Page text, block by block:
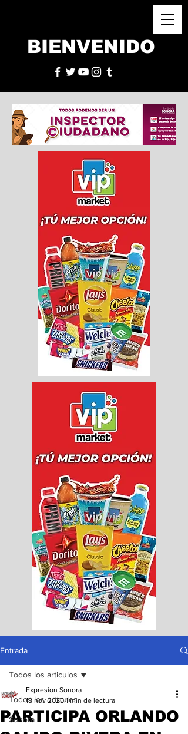
BIENVENIDO
Entrada
Todos los articulos
Sonora
Todos los articulos
PARTICIPA ORLANDO
Expresion Sonora
18 nov 2020 1 min de lectura